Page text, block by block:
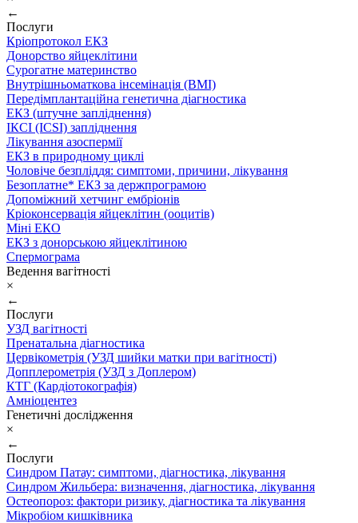
←
Послуги
Кріопротокол ЕКЗ
Донорство яйцеклітини
Сурогатне материнство
Внутрішньоматкова інсемінація (ВМІ)
Передімплантаційна генетична діагностика
ЕКЗ (штучне запліднення)
ІКСІ (ICSI) запліднення
Лікування азоспермії
ЕКЗ в природному циклі
Чоловіче безпліддя: симптоми, причини, лікування
Безоплатне* ЕКЗ за держпрограмою
Допоміжний хетчинг ембріонів
Кріоконсервація яйцеклітин (ооцитів)
Міні ЕКО
ЕКЗ з донорською яйцеклітиною
Спермограма
Ведення вагітності
×
←
Послуги
УЗД вагітності
Пренатальна діагностика
Цервікометрія (УЗД шийки матки при вагітності)
Допплерометрія (УЗД з Доплером)
КТГ (Кардіотокографія)
Амніоцентез
Генетичні дослідження
×
←
Послуги
Синдром Патау: симптоми, дiагностика, лiкування
Синдром Жильбера: визначення, діагностика, лікування
Остеопороз: фактори ризику, діагностика та лікування
Мікробіом кишківника